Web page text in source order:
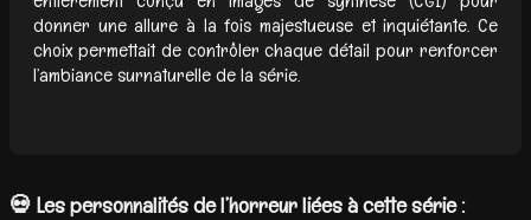
donner une allure à la fois majestueuse et inquiétante. Ce
choix permettait de contrôler chaque détail pour renforcer
l’ambiance surnaturelle de la série.
💀 Les personnalités de l’horreur liées à cette série :